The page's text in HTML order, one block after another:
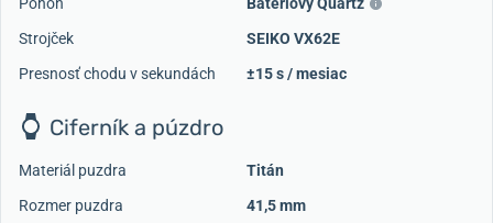
Strojček
SEIKO VX62E
Presnosť chodu v sekundách
±15 s / mesiac
Ciferník a púzdro
Materiál puzdra
Titán
Rozmer puzdra
41,5 mm